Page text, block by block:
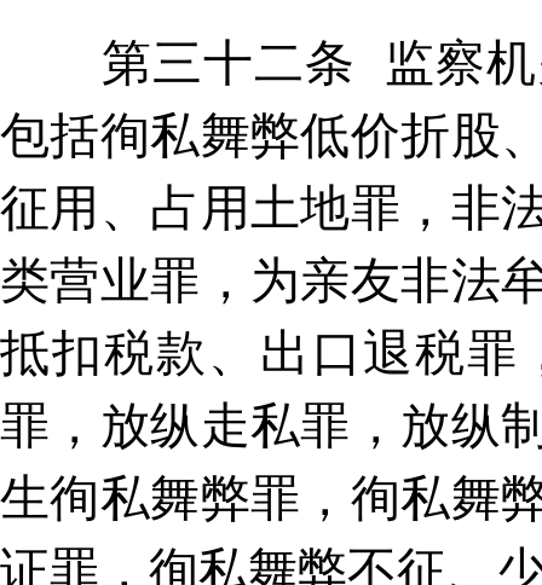
第三十二条 监察机
包括徇私舞弊低价折股
征用、占用土地罪，非
类营业罪，为亲友非法
抵扣税款、出口退税罪
罪，放纵走私罪，放纵
生徇私舞弊罪，徇私舞
证罪，徇私舞弊不征、